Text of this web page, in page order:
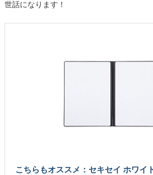
世話になります！
こちらもオススメ：セキセイ ホワイ